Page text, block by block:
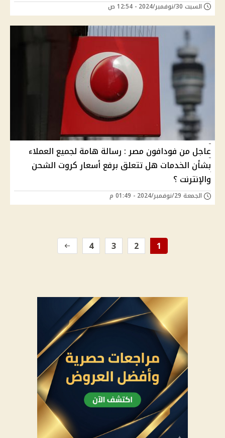
السبت 30/نوفمبر/2024 - 12:54 ص
عاجل من فودافون مصر : رسالة هامة لجميع العملاء
بشأن الخدمات هل تتعلق برفع أسعار كروت الشحن
والإنترنت ؟
الجمعة 29/نوفمبر/2024 - 01:49 م
1
2
3
4